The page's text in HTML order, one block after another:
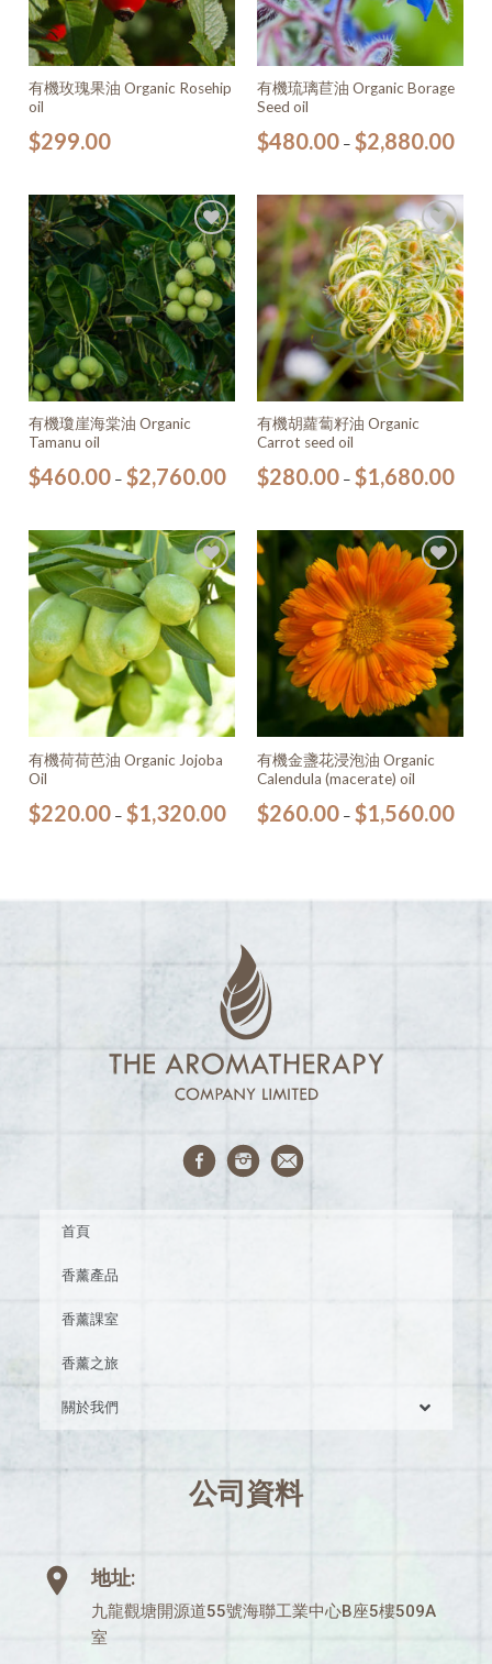
有機玫瑰果油 Organic Rosehip
oil
$299.00
有機琉璃苣油 Organic Borage
Seed oil
$480.00– $2,880.00
加入
願望
清單
有機瓊崖海棠油 Organic
Tamanu oil
$460.00 – $2,760.00
加入
願望
清單
有機胡蘿蔔籽油 Organic
Carrot seed oil
$280.00– $1,680.00
加入
願望
清單
有機荷荷芭油 Organic Jojoba
Oil
$220.00 – $1,320.00
加入
願望
清單
有機金盞花浸泡油 Organic
Calendula (macerate) oil
$260.00– $1,560.00
首頁
香薰產品
香薰課室
香薰之旅
關於我們
公司資料
地址:
九龍觀塘開源道55號海聯工業中心B座5樓509A
室